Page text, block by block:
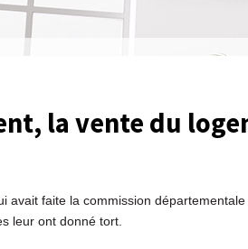
la vente du
avait faite la commission
leur ont donné tort.